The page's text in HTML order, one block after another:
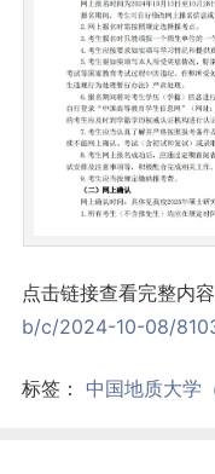
点击链接查看完整内容
b/c/2024-10-08/
标签： 中国地质大学